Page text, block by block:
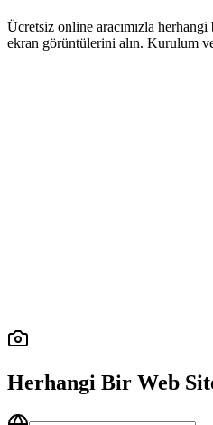
Ücretsiz online aracımızla
ekran görüntülerini alın. Kurulum
Herhangi Bir Web